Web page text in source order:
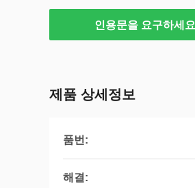
인용문을 요구하세요
제품 상세정보
품번:
해결: